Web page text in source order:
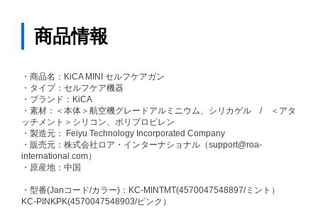
商品情報
・商品名：KiCA MINI セルフケアガン
・タイプ：セルフケア機器
・ブランド：KiCA
・素材：＜本体＞航空機グレードアルミニウム、シリカゲル / ＜アタ
ッチメント＞シリコン、ポリプロピレン
・製造元： Feiyu Technology Incorporated Company
・販売元：株式会社ロア・インターナショナル（support@roa-
international.com）
・原産地：中国
・型番(Janコード/カラー)：KC-MINTMT(4570047548897/ミント）
KC-PINKPK(4570047548903/ピンク）